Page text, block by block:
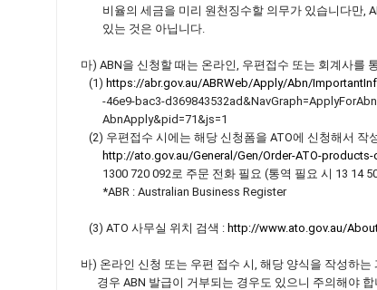
비율의 세금을 미리 원천징수할 의무가 있습니다만,
있는 것은 아닙니다.
마) ABN을 신청할 때는 온라인, 우편접수 또는 회계사를
(1) https://abr.gov.au/ABRWeb/Apply/Abn/
-46e9-bac3-
AbnApply&pid=71&js=1
(2) 우편접수 시에는 해당 신청폼을 ATO에 신청해서 작
http://ato.gov.au/General/Gen/Order-ATO-
1300 720 092로 주문 전화 필요 (통역 필요 시 13 14
*ABR : Australian Business Register
(3) ATO 사무실 위치 검색 : http://www.ato.gov.au/
바) 온라인 신청 또는 우편 접수 시, 해당 양식을 작성하
경우 ABN 발급이 거부되는 경우도 있으니 주의해야 합